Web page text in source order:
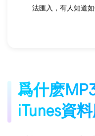
法匯入，有人知道
爲什麽
iTunes資